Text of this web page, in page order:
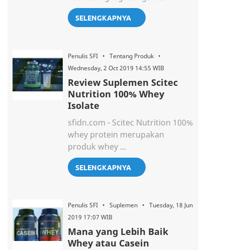
SELENGKAPNYA
Penulis SFI • Tentang Produk •
Wednesday, 2 Oct 2019 14:55 WIB
Review Suplemen Scitec
Nutrition 100% Whey
Isolate
sfidn.com - Scitec Nutrition 100%
whey protein merupakan
produk whey ...
SELENGKAPNYA
Penulis SFI • Suplemen • Tuesday, 18 Jun
2019 17:07 WIB
Mana yang Lebih Baik
Whey atau Casein